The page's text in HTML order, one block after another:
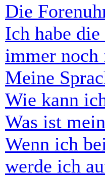
Die
Ich habe
immer noch
Meine
Wie kann
Was ist
Wenn ich
werde ich